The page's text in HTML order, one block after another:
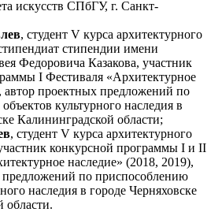
искусств СПбГУ, г. Санкт-
, студент V курса архитектурного
стипендии имени
Федоровича Казакова, участник
I Фестиваля «Архитектурное
автор проектных предложений по
культурного наследия в
Калининградской области;
, студент V курса архитектурного
конкурсной программы I и II
наследие» (2018, 2019),
предложений по приспособлению
наследия в городе Черняховске
области.